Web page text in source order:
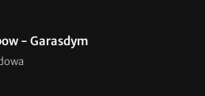
- Garasdym